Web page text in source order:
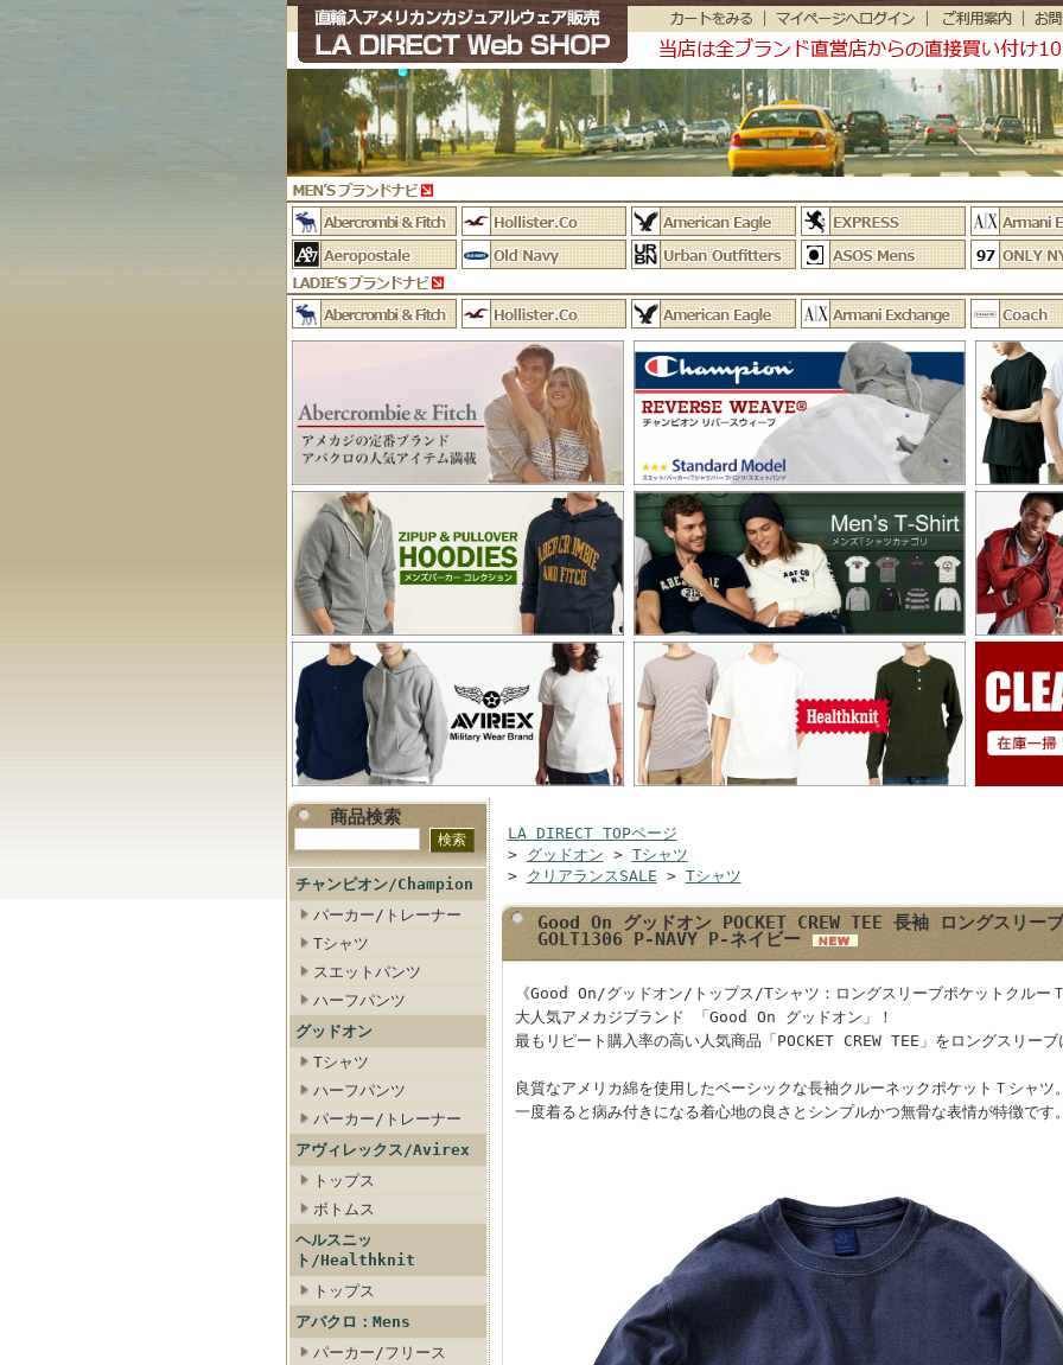
商品検索
チャンピオン/Champion
パーカー/トレーナー
Tシャツ
スエットパンツ
ハーフパンツ
グッドオン
Tシャツ
ハーフパンツ
パーカー/トレーナー
アヴィレックス/Avirex
トップス
ボトムス
ヘルスニッ
ト/Healthknit
トップス
アバクロ：Mens
パーカー/フリース
LA DIRECT TOPページ
> グッドオン > Tシャツ
> クリアランスSALE > Tシャツ
Good On グッドオン POCKET CREW TEE 長袖 ロングスリー
GOLT1306 P-NAVY P-ネイビー
《Good On/グッドオン/トップス/Tシャツ：ロングスリーブポケットクル
大人気アメカジブランド 「Good On グッドオン」！
最もリピート購入率の高い人気商品「POCKET CREW TEE」をロングスリー
良質なアメリカ綿を使用したベーシックな長袖クルーネックポケットＴシャツ
一度着ると病み付きになる着心地の良さとシンプルかつ無骨な表情が特徴です